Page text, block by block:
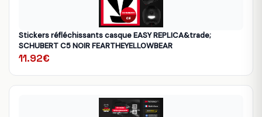
Stickers réfléchissants casque EASY REPLICA&trade;
SCHUBERT C5 NOIR FEARTHEYELLOWBEAR
11.92€